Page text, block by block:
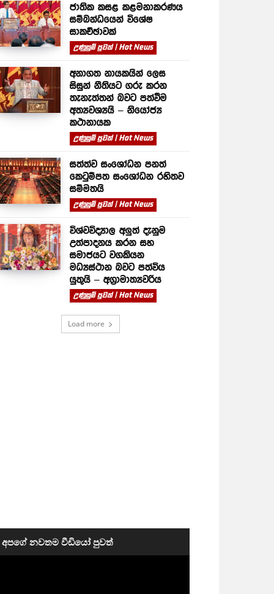
ජාතික කසළ කළමනාකරණය
සම්බන්ධයෙන් විශේෂ
සාකච්ඡාවක්
උණුසුම් පුවත් | Hot News
අනාගත නායකයින් ලෙස
සිසුන් නීතියට ගරු කරන
තැනැත්තන් බවට පත්වීම
අත්‍යවශ්‍යයි – නියෝජ්‍ය
කථානායක
උණුසුම් පුවත් | Hot News
සත්ත්ව සංශෝධන පනත්
කෙටුම්පත සංශෝධන රහිතව
සම්මතයි
උණුසුම් පුවත් | Hot News
විශ්වවිද්‍යාල අලුත් දැනුම
උත්පාදනය කරන සහ
සමාජයට වගකියන
මධ්‍යස්ථාන බවට පත්විය
යුතුයි – අග්‍රාමාත්‍යවරිය
උණුසුම් පුවත් | Hot News
Load more
අපගේ නවතම වීඩියෝ පුවත්